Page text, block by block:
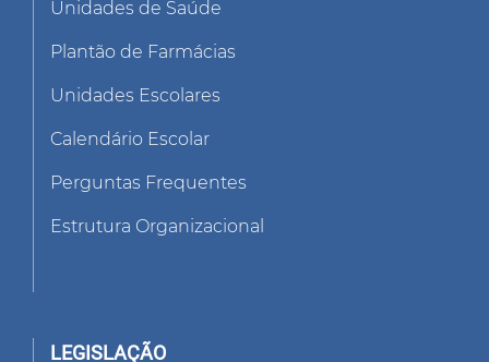
Unidades de Saúde
Plantão de Farmácias
Unidades Escolares
Calendário Escolar
Perguntas Frequentes
Estrutura Organizacional
LEGISLAÇÃO